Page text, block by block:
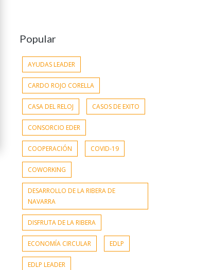
Popular
AYUDAS LEADER
CARDO ROJO CORELLA
CASA DEL RELOJ CASOS DE EXITO
CONSORCIO EDER
COOPERACIÓN COVID-19
COWORKING
DESARROLLO DE LA RIBERA DE
NAVARRA
DISFRUTA DE LA RIBERA
ECONOMÍA CIRCULAR EDLP
EDLP LEADER